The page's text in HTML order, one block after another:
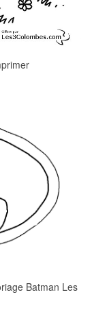
Batman Les